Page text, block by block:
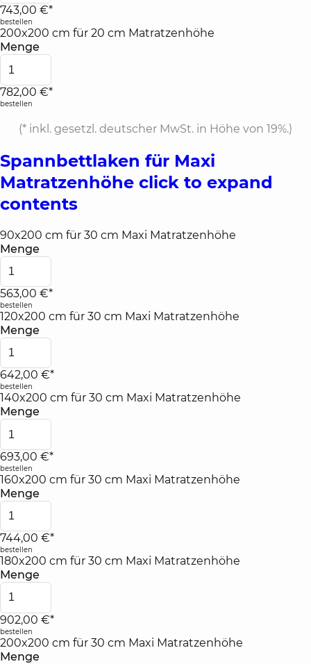
743,00 €*
bestellen
200x200 cm für 20 cm Matratzenhöhe
Menge
782,00 €*
bestellen
(* inkl. gesetzl. deutscher MwSt. in Höhe von 19%.)
Spannbettlaken für Maxi
Matratzenhöhe click to expand
contents
90x200 cm für 30 cm Maxi Matratzenhöhe
Menge
563,00 €*
bestellen
120x200 cm für 30 cm Maxi Matratzenhöhe
Menge
642,00 €*
bestellen
140x200 cm für 30 cm Maxi Matratzenhöhe
Menge
693,00 €*
bestellen
160x200 cm für 30 cm Maxi Matratzenhöhe
Menge
744,00 €*
bestellen
180x200 cm für 30 cm Maxi Matratzenhöhe
Menge
902,00 €*
bestellen
200x200 cm für 30 cm Maxi Matratzenhöhe
Menge